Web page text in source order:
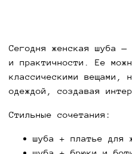
Сегодня женская шуба —
и практичности. Ее
классическими вещами,
одеждой, создавая
Стильные сочетания:
шуба + платье для